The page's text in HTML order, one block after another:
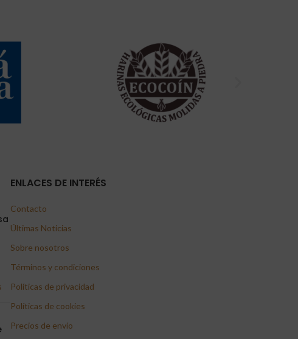
ENLACES DE INTERÉS
Contacto
Últimas Noticias
Sobre nosotros
Términos y condiciones
Políticas de privacidad
Políticas de cookies
Precios de envío